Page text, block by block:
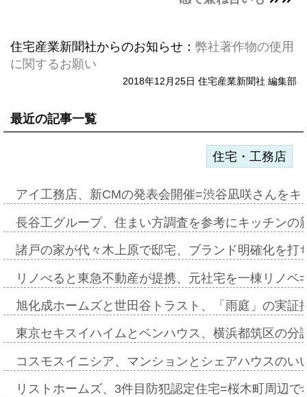
住宅産業新聞社からのお知らせ： 弊社著作物の使用
に関するお願い
2018年12月25日 住宅産業新聞社 編集部
最近の記事一覧
住宅・工務店
アイ工務店、新CMの発表会開催=渋谷凪咲さんを
長谷工グループ、住まい方調査を参考にキッチン
諸戸の家が代々木上原で邸宅、ブランド明確化を
リノべると東急不動産が提携、元社宅を一棟リノ
旭化成ホームズと世田谷トラスト、「雨庭」の実
東京セキスイハイムとベンハウス、横浜都筑区の
コスモスイニシア、マンションとシェアハウスの
リストホームズ、3件目防犯認定住宅=桜木町周辺